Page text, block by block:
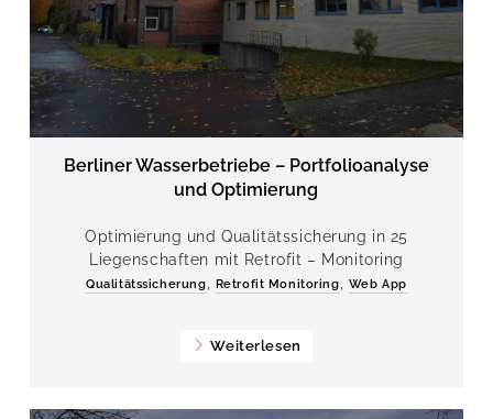
Berliner Wasserbetriebe – Portfolioanalyse
und Optimierung
Optimierung und Qualitätssicherung in 25
Liegenschaften mit Retrofit – Monitoring
Qualitätssicherung Retrofit Monitoring Web App
Weiterlesen